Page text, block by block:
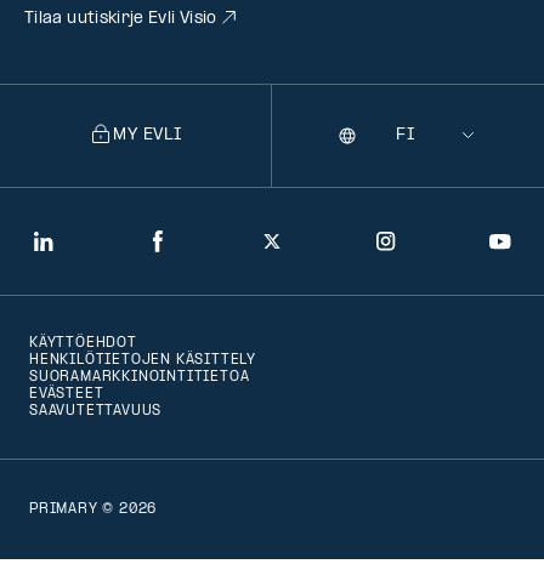
Tilaa uutiskirje Evli Visio
LinkedIn Facebook Twitter Instagram
MY EVLI
Selecting
the
Kieli
PRIMARY © 2026
KÄYTTÖEHDOT
HENKILÖTIETOJEN KÄSITTELY
SUORAMARKKINOINTITIETOA
EVÄSTEET
SAAVUTETTAVUUS